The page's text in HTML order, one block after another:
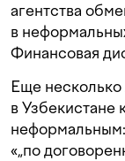
агентства
в
Финансовая
Еще несколько
в Узбекистане
«„по